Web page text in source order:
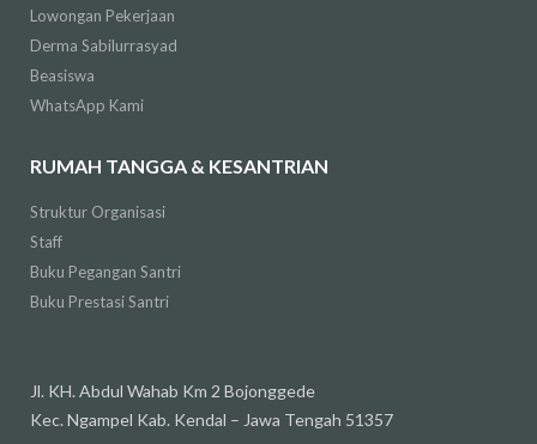
Lowongan Pekerjaan
Derma Sabilurrasyad
Beasiswa
WhatsApp Kami
RUMAH TANGGA & KESANTRIAN
Struktur Organisasi
Staff
Buku Pegangan Santri
Buku Prestasi Santri
Jl. KH. Abdul Wahab Km 2 Bojonggede
Kec. Ngampel Kab. Kendal – Jawa Tengah 51357